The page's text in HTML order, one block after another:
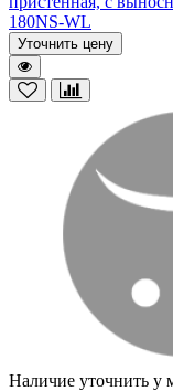
180NS-WL
Уточнить цену
Наличие уточнить у